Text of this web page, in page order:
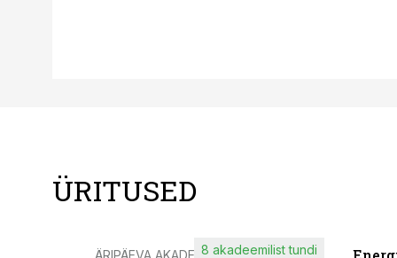
ÜRITUSED
ÄRIPÄEVA AKADEEMIA8 akadeemilist tundi